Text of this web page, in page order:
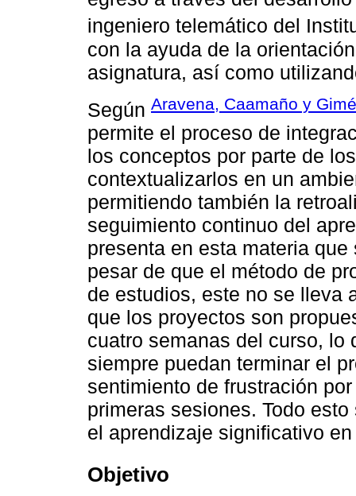
ingeniero telemático del
con la ayuda de la
asignatura, así como
Según Aravena, Caamaño y
permite el proceso de
los conceptos por parte de
contextualizarlos en un
permitiendo también la
seguimiento continuo del
presenta en esta materia
pesar de que el método de
de estudios, este no se lleva
que los proyectos son
cuatro semanas del curso, lo
siempre puedan terminar el
sentimiento de frustración
primeras sesiones. Todo
el aprendizaje significativo
Objetivo